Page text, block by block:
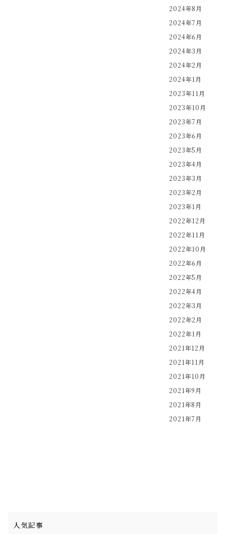
2024年8月
2024年7月
2024年6月
2024年3月
2024年2月
2024年1月
2023年11月
2023年10月
2023年7月
2023年6月
2023年5月
2023年4月
2023年3月
2023年2月
2023年1月
2022年12月
2022年11月
2022年10月
2022年6月
2022年5月
2022年4月
2022年3月
2022年2月
2022年1月
2021年12月
2021年11月
2021年10月
2021年9月
2021年8月
2021年7月
人気記事